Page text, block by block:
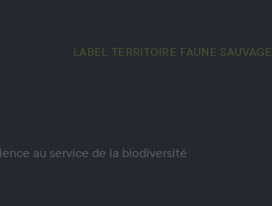
LABEL TERRITOIRE FAUNE SAUVAGE
au service de la biodiversité